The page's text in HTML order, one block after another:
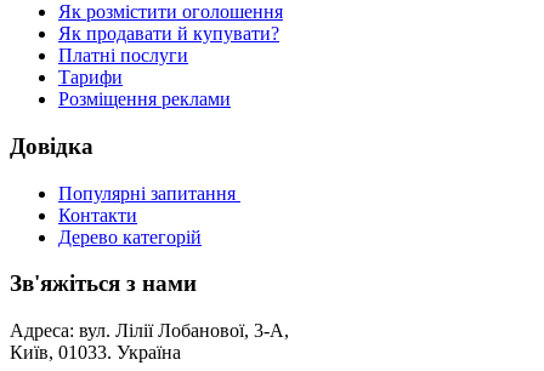
Як розмістити оголошення
Як продавати й купувати?
Платні послуги
Тарифи
Розміщення реклами
Довідка
Популярні запитання
Контакти
Дерево категорій
Зв'яжіться з нами
Адреса: вул. Лілії Лобанової, 3-А,
Київ, 01033. Україна